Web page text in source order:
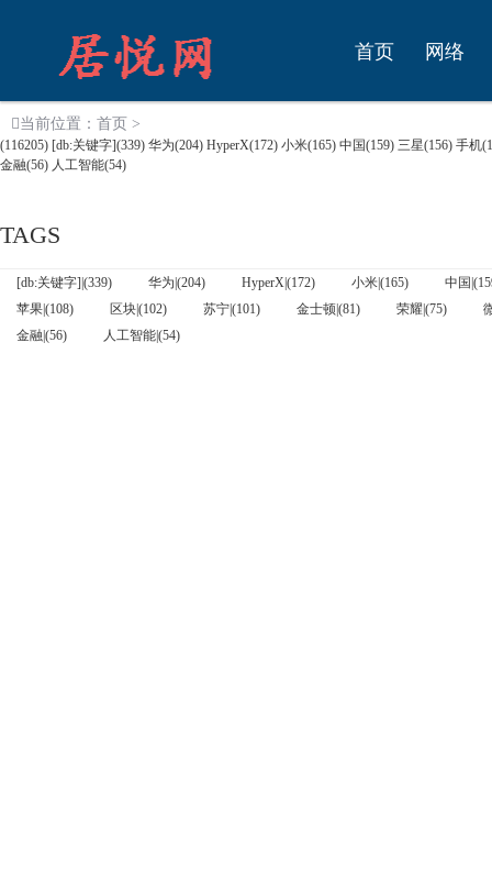
首页 网络
当前位置： 首页 >
(116205) [db:关键字](339) 华为(204) HyperX(172) 小米(165) 中国(159) 三星(156) 手机
金融(56) 人工智能(54)
TAGS
[db:关键字]|(339) 华为|(204) HyperX|(172) 小米|(165)
中国
苹果|(108)
区块|(102) 苏宁|(101) 金士顿|(81) 荣耀|(75)
金融|(56)
人工智能|(54)